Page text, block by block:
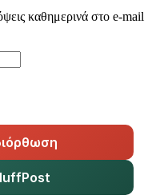
καθημερινά στο e-mail